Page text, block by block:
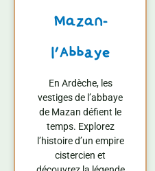
Mazan-
l’Abbaye
En Ardèche, les
vestiges de l’abbaye
de Mazan défient le
temps. Explorez
l’histoire d’un empire
cistercien et